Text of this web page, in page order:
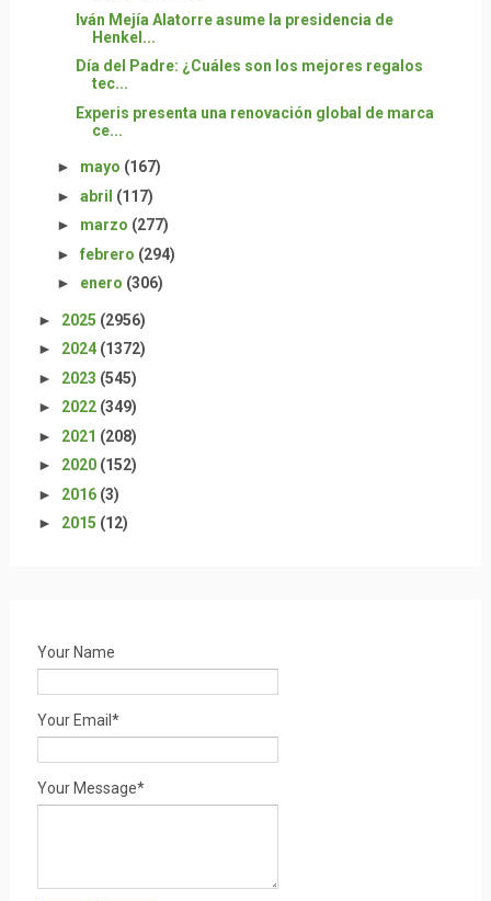
Iván Mejía Alatorre asume la presidencia de
Henkel...
Día del Padre: ¿Cuáles son los mejores regalos
tec...
Experis presenta una renovación global de marca
ce...
► mayo (167)
► abril (117)
► marzo (277)
► febrero (294)
► enero (306)
► 2025 (2956)
► 2024 (1372)
► 2023 (545)
► 2022 (349)
► 2021 (208)
► 2020 (152)
► 2016 (3)
► 2015 (12)
Your Name
Your Email*
Your Message*